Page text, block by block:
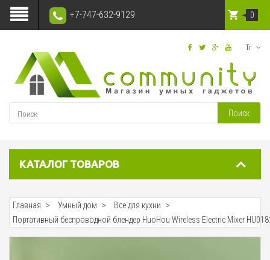
+7-747-632-9129
Тг
Поиск
0
КАТАЛОГ ТОВАРОВ
Главная Умный дом
Все для кухни
Портативный беспроводной блендер HuoHou Wireless Electric Mixer